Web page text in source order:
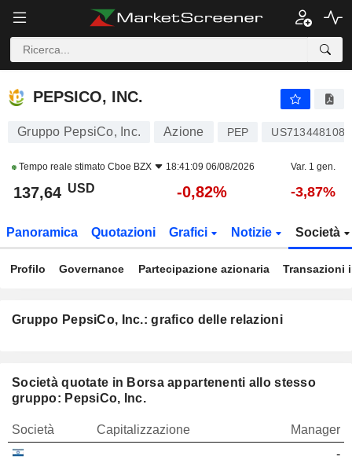
PEPSICO, INC.
PEPSICO, INC.
Gruppo PepsiCo, Inc. Azione PEP US7134481081
Tempo reale stimato Cboe BZX 18:41:09 06/08/2026 Var. 1 gen.
137,64 USD -0,82% -3,87%
Panoramica Quotazioni Grafici Notizie Società
Profilo Governance Partecipazione azionaria Transazioni
Gruppo PepsiCo, Inc.: grafico delle relazioni
Società quotate in Borsa appartenenti allo stesso
gruppo: PepsiCo, Inc.
Società Capitalizzazione Manager
-